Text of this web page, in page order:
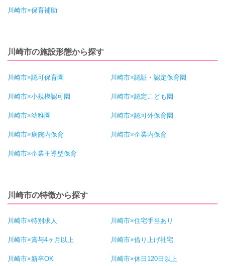
川崎市×保育補助
川崎市の施設形態から探す
川崎市×認可保育園 川崎市×認証・認定保育園
川崎市×小規模認可園 川崎市×認定こども園
川崎市×幼稚園 川崎市×認可外保育園
川崎市×病院内保育 川崎市×企業内保育
川崎市×企業主導型保育
川崎市の特徴から探す
川崎市×特別求人 川崎市×住宅手当あり
川崎市×賞与4ヶ月以上 川崎市×借り上げ社宅
川崎市×新卒OK 川崎市×休日120日以上